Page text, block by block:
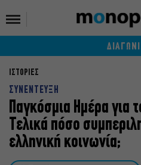
ΙΣΤΟΡΙΕΣ
ΣΥΝΕΝΤΕΥΞΗ
Παγκόσμια Ημέρα για
Τελικά πόσο
ελληνική κοινωνία;